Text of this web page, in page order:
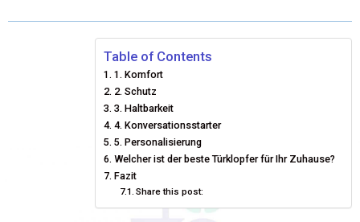
W E
B
O
O
K
T
S
T
K I
Table of Contents
1. Komfort
2. Schutz
3. Haltbarkeit
4. Konversationsstarter
5. Personalisierung
Welcher ist der beste Türklopfer für Ihr Zuhause?
Fazit
Share this post: